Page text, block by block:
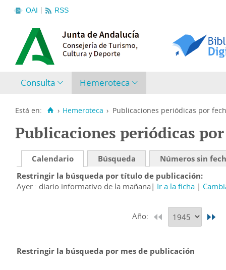
OAI RSS
Consulta Hemeroteca
Está en: › Hemeroteca › Publicaciones periódicas por
Publicaciones periódicas
Calendario Búsqueda
Números sin
Restringir la búsqueda por título de publicación
Ayer : diario informativo de la mañana
Ir a la ficha
Año:
Restringir la búsqueda por mes de publicación